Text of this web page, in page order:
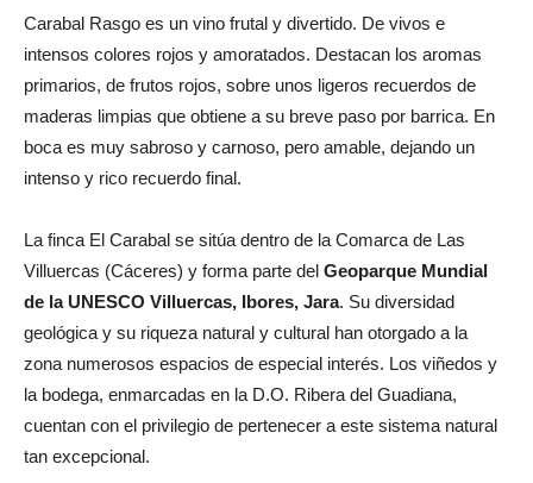
Carabal Rasgo es un vino frutal y divertido. De vivos e
intensos colores rojos y amoratados. Destacan los aromas
primarios, de frutos rojos, sobre unos ligeros recuerdos de
maderas limpias que obtiene a su breve paso por barrica. En
boca es muy sabroso y carnoso, pero amable, dejando un
intenso y rico recuerdo final.
La finca El Carabal se sitúa dentro de la Comarca de Las
Villuercas (Cáceres) y forma parte del Geoparque Mundial
de la UNESCO Villuercas, Ibores, Jara. Su diversidad
geológica y su riqueza natural y cultural han otorgado a la
zona numerosos espacios de especial interés. Los viñedos y
la bodega, enmarcadas en la D.O. Ribera del Guadiana,
cuentan con el privilegio de pertenecer a este sistema natural
tan excepcional.